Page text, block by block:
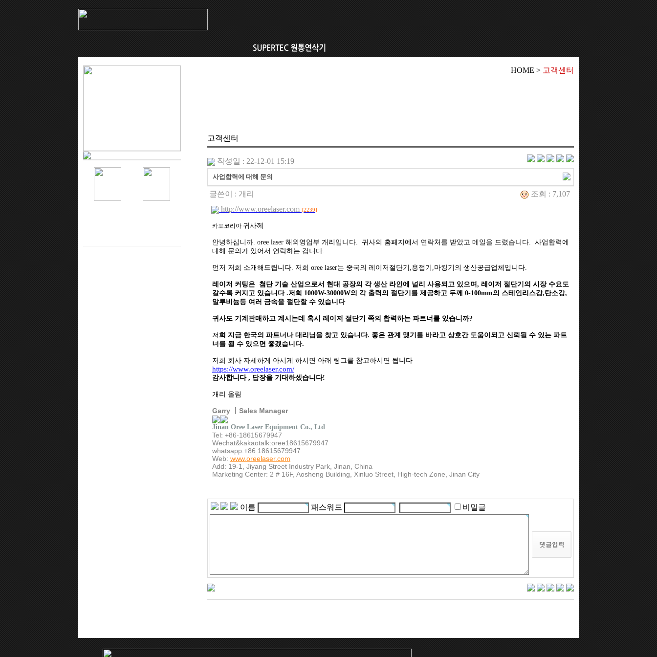
고객센터
HOME > 고객센터
작성일 : 22-12-01 15:19
사업합력에 대해 문의
글쓴이 : 개리
조회 : 7,107
http://www.oreelaser.com [2239]
카포코리아 귀사께
안녕하십니까. oree laser 해외영업부 개리입니다. 귀사의 홈페지에서 연락처를 받았고 메일을 드렸습니다. 사업합력에
대해 문의가 있어서 연락하는 겁니다.
먼저 저희 소개해드립니다. 저희 oree laser는 중국의 레이저절단기,용접기,마킹기의 생산공급업체입니다.
레이저 커팅은 첨단 기술 산업으로서 현대 공장의 각 생산 라인에 널리 사용되고 있으며, 레이저 절단기의 시장 수요도
갈수록 커지고 있습니다 .저희 1000W-30000W의 각 출력의 절단기를 제공하고 두께 0-100mm의 스테인리스강,탄소강,
알루비늄등 여러 금속을 절단할 수 있습니다
귀사도 기계판매하고 계시는데 혹시 레이저 절단기 쪽의 합력하는 파트너를 있습니까?
저 희 지금 한국의 파트너나 대리님을 찾고 있습니다. 좋은 관계 맺기를 바라고 상호간 도움이되고 신뢰될 수 있는 파트
너를 될 수 있으면 좋겠습니다.
저희 회사 자세하게 아시게 하시면 아래 링그를 참고하시면 됩니다
https://www.oreelaser.com/
감사합니다 , 답장을 기대하셌습니다!
개리 올림
Garry 丨Sales Manager
Jinan Oree Laser Equipment Co., Ltd
Tel: +86-18615679947
Wechat&kakaotalk:oree18615679947
whatsapp:+86 18615679947
Web: www.oreelaser.com
Add: 19-1, Jiyang Street Industry Park, Jinan, China
Marketing Center: 2 # 16F, Aosheng Building, Xinluo Street, High-tech Zone, Jinan City
이름 패스워드 비밀글